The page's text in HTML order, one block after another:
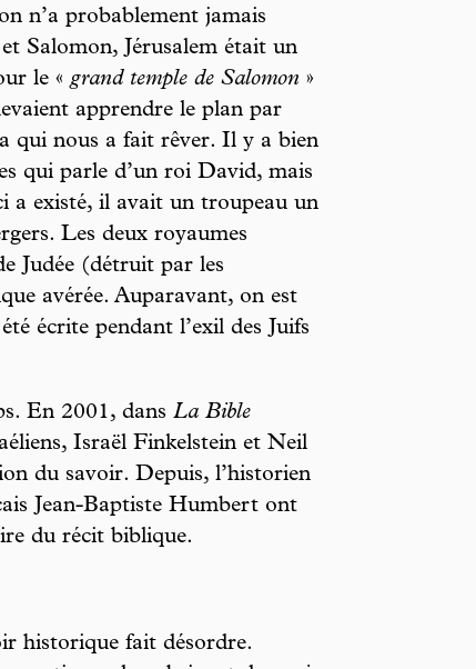
n’a probablement jamais
Salomon, Jérusalem était un
le «grand temple de Salomon »
apprendre le plan par
qui nous a fait rêver. Il y a bien
qui parle d’un roi David, mais
a existé, il avait un troupeau un
Les deux royaumes
Judée (détruit par les
avérée. Auparavant, on est
écrite pendant l’exil des Juifs
En 2001, dans La Bible
Israël Finkelstein et Neil
du savoir. Depuis, l’historien
Jean-Baptiste Humbert ont
du récit biblique.
historique fait désordre.